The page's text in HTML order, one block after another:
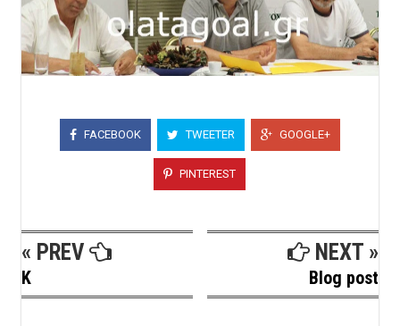
FACEBOOK TWEETER GOOGLE+
PINTEREST
« PREV
K
NEXT »
Blog post